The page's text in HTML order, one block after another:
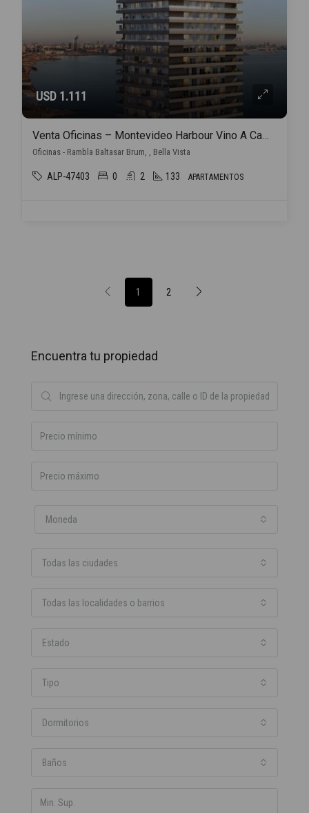
USD 1.111
Venta Oficinas – Montevideo Harbour Vino A Cambiar La Zona Y La Ciudad.
Oficinas - Rambla Baltasar Brum, , Bella Vista
ALP-47403 0 2 133 APARTAMENTOS
1 2
Encuentra tu propiedad
Moneda
Todas las ciudades
Todas las localidades o barrios
Estado
Tipo
Dormitorios
Baños